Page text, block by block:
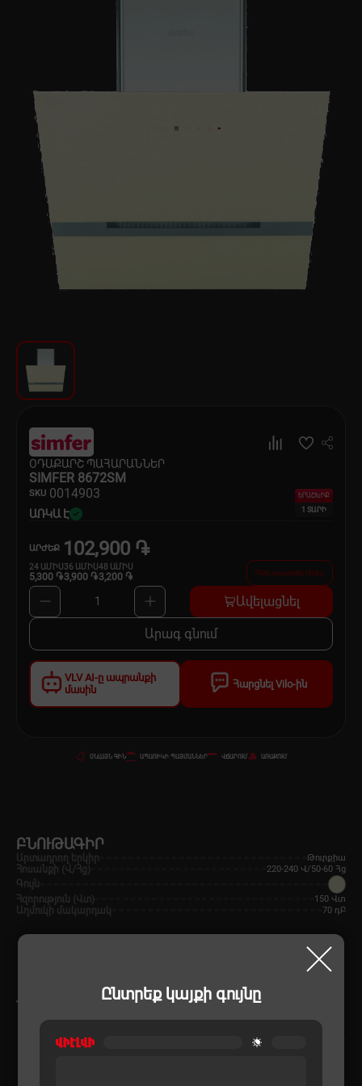
Ընտրեք կայքի գույնը
Տուն և այգի
Կահույք
Սպասք
Ինքնագնացներ և ինքնագլորներ
VLV AI-ը ապրանքի
մասին
Հարցնել Vilo-ին
ՕԴԱՔԱՐՇ ՊԱՀԱՐԱՆՆԵՐ
SIMFER 8672SM
SKU 0014903
ԱՌԿԱ Է
ԵՐԱՇԽԻՔ
1 ՏԱՐԻ
ԱՐԺԵՔ 102,900 ֏
24 ԱՄԻՍ
5,300 ֏
36 ԱՄԻՍ
3,900 ֏
48 ԱՄԻՍ
3,200 ֏ Գնել ապառիկ հիմա
1 Ավելացնել
Արագ գնում
ՕՆԼԱՅՆ ԳԻՆ ԱՊԱՌԻԿԻ ՊԱՅՄԱՆՆԵՐ ՎՃԱՐՈՒՄ ԱՌԱՔՈՒՄ
ԲՆՈՒԹԱԳԻՐ
Արտադրող երկիր Թուրքիա
Հոսանքի (Վ/Հց) 220-240 Վ/50-60 Հց
Գույն
Հզորություն (Վտ)
150 Վտ
Աղմուկի մակարդակ 70 դԲ
ՆՄԱՆԱՏԻՊ ԱՊՐԱՆՔՆԵՐ